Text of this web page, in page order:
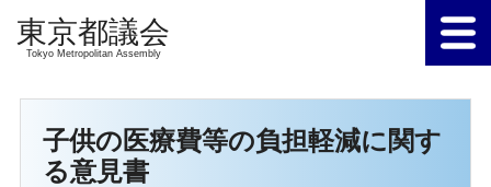
Tokyo Metropolitan Assembly
子供の医療費等の負担軽減に関す
る意見書